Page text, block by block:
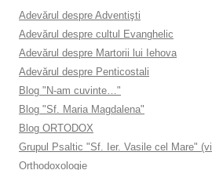
Adevărul despre Adventişti
Adevărul despre cultul Evanghelic
Adevărul despre Martorii lui Iehova
Adevărul despre Penticostali
Blog "N-am cuvinte…"
Blog "Sf. Maria Magdalena"
Blog ORTODOX
Grupul Psaltic "Sf. Ier. Vasile cel Mare"
Orthodoxologie